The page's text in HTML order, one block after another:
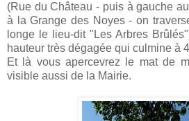
(Rue du Château - puis à gauche
à la Grange des Noyes - on
longe le lieu-dit "Les Arbres
hauteur très dégagée qui culmine à
Et là vous apercevrez le mat de
visible aussi de la Mairie.